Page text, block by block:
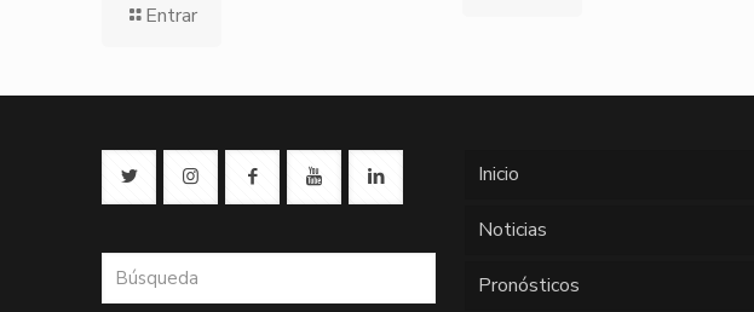
Entrar
Inicio
Noticias
Pronósticos